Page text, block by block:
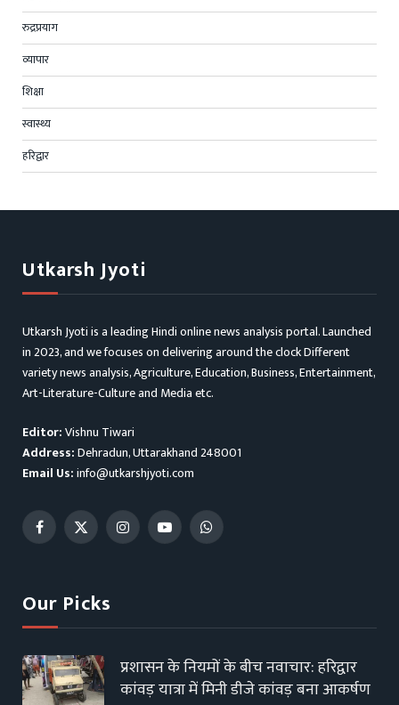
रुद्रप्रयाग
व्यापार
शिक्षा
स्वास्थ्य
हरिद्वार
Utkarsh Jyoti
Utkarsh Jyoti is a leading Hindi online news analysis portal. Launched
in 2023, and we focuses on delivering around the clock Different
variety news analysis, Agriculture, Education, Business, Entertainment,
Art-Literature-Culture and Media etc.
Editor:Vishnu Tiwari
Address:Dehradun, Uttarakhand 248001
Email Us:info@utkarshjyoti.com
Facebook
X
InstagramYouTubeWhatsApp
Our Picks
प्रशासन के नियमों के बीच नवाचार: हरिद्वार
कांवड़ यात्रा में मिनी डीजे कांवड़ बना आकर्षण